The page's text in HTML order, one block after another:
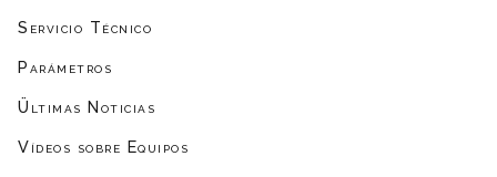
Servicio Técnico
Parámetros
Ültimas Noticias
Vídeos sobre Equipos